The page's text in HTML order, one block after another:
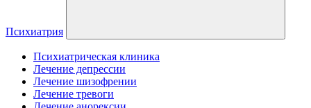
Психиатрия
Психиатрическая клиника
Лечение депрессии
Лечение шизофрении
Лечение тревоги